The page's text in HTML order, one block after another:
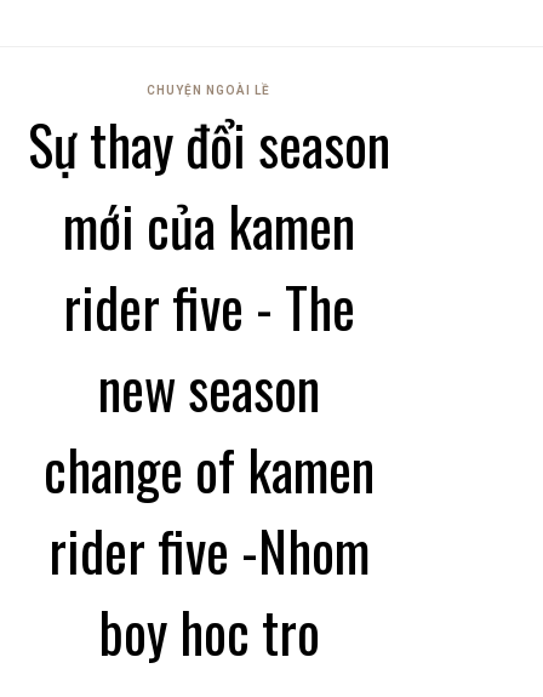
CHUYỆN NGOÀI LỀ
Sự thay đổi season
mới của kamen
rider five - The
new season
change of kamen
rider five -Nhom
boy hoc tro